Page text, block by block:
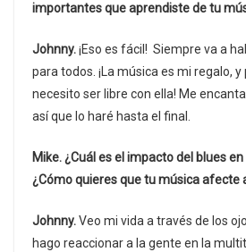
importantes que aprendiste de tu
Johnny.¡Eso es fácil! Siempre va a
para todos. ¡La música es mi regalo,
necesito ser libre con ella! Me
así que lo haré hasta el final.
Mike. ¿Cuál es el impacto del blues
¿Cómo quieres que tu música afecte
Johnny.Veo mi vida a través de los
hago reaccionar a la gente en la